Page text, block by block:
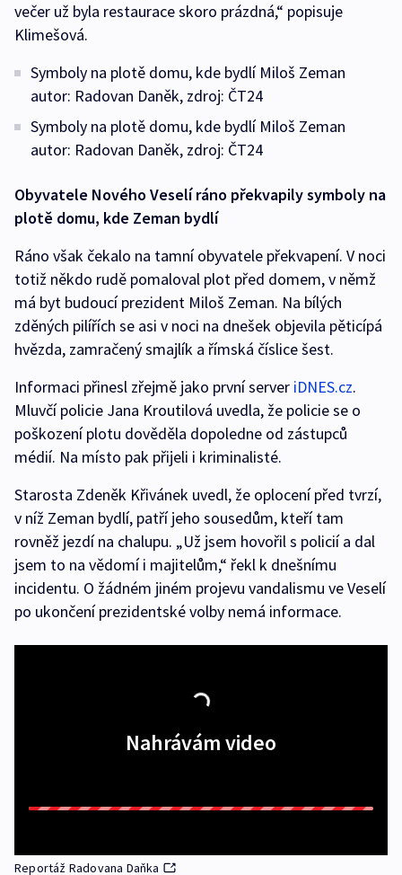
večer už byla restaurace skoro prázdná,“ popisuje
Klimešová.
Symboly na plotě domu, kde bydlí Miloš Zeman
autor: Radovan Daněk, zdroj: ČT24
Symboly na plotě domu, kde bydlí Miloš Zeman
autor: Radovan Daněk, zdroj: ČT24
Obyvatele Nového Veselí ráno překvapily symboly na
plotě domu, kde Zeman bydlí
Ráno však čekalo na tamní obyvatele překvapení. V noci
totiž někdo rudě pomaloval plot před domem, v němž
má byt budoucí prezident Miloš Zeman. Na bílých
zděných pilířích se asi v noci na dnešek objevila pěticípá
hvězda, zamračený smajlík a římská číslice šest.
Informaci přinesl zřejmě jako první server iDNES.cz.
Mluvčí policie Jana Kroutilová uvedla, že policie se o
poškození plotu dověděla dopoledne od zástupců
médií. Na místo pak přijeli i kriminalisté.
Starosta Zdeněk Křivánek uvedl, že oplocení před tvrzí,
v níž Zeman bydlí, patří jeho sousedům, kteří tam
rovněž jezdí na chalupu. „Už jsem hovořil s policií a dal
jsem to na vědomí i majitelům,“ řekl k dnešnímu
incidentu. O žádném jiném projevu vandalismu ve Veselí
po ukončení prezidentské volby nemá informace.
Nahrávám video
Reportáž Radovana Daňka